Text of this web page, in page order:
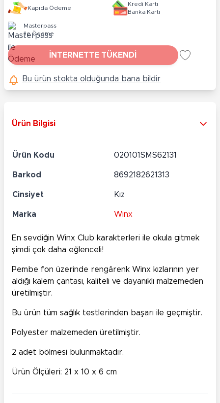
Kapıda Ödeme
Kredi Kartı
Banka Kartı
Masterpass
ile Ödeme
İNTERNETTE TÜKENDİ
Bu ürün stokta olduğunda bana bildir
Ürün Bilgisi
Ürün Kodu 020101SMS62131
Barkod 8692182621313
Cinsiyet Kız
Marka Winx
En sevdiğin Winx Club karakterleri ile okula gitmek
şimdi çok daha eğlenceli!
Pembe fon üzerinde rengârenk Winx kızlarının yer
aldığı kalem çantası, kaliteli ve dayanıklı malzemeden
üretilmiştir.
Bu ürün tüm sağlık testlerinden başarı ile geçmiştir.
Polyester malzemeden üretilmiştir.
2 adet bölmesi bulunmaktadır.
Ürün Ölçüleri: 21 x 10 x 6 cm